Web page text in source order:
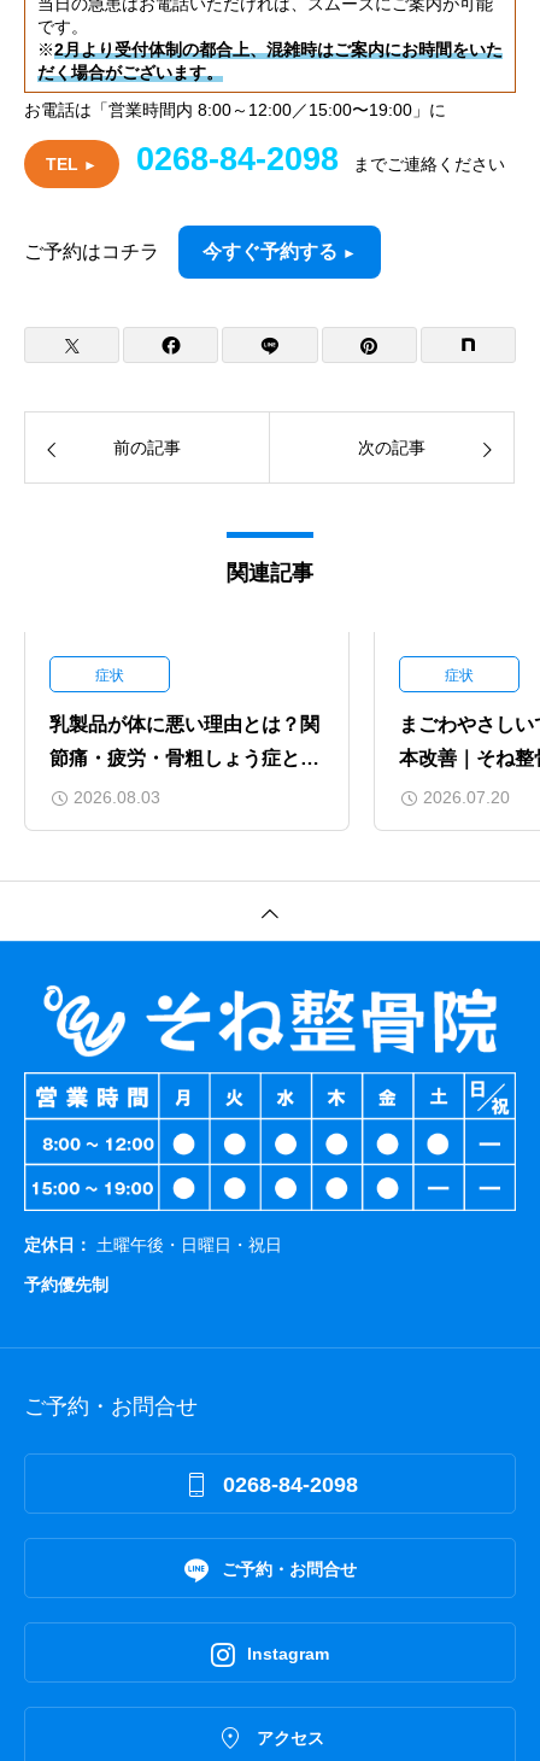
です。
※2月より受付体制の都合上、混雑時はご案内にお時間をいた
だく場合がございます。
お電話は「営業時間内 8:00～12:00／15:00〜19:00」に
TEL ► 0268-84-2098 までご連絡ください
ご予約はコチラ 今すぐ予約する ►
前の記事 次の記事
関連記事
症状
乳製品が体に悪い理由とは？関
節痛・疲労・骨粗しょう症との
意外な関係｜上田市そね整骨院
2026.08.03
症状
まごわやさし
本改善｜そね
パシーの視点で
2026.07.20
定休日： 土曜午後・日曜日・祝日
予約優先制
ご予約・お問合せ
 0268-84-2098
 ご予約・お問合せ
 Instagram
 アクセス